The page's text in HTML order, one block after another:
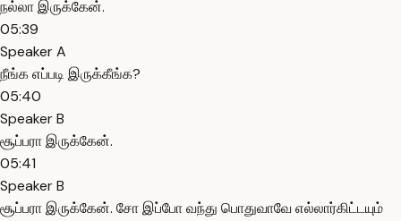
நல்லா இருக்கேன்.
05:39
Speaker A
நீங்க எப்படி இருக்கீங்க?
05:40
Speaker B
சூப்பரா இருக்கேன்.
05:41
Speaker B
சூப்பரா இருக்கேன். சோ இப்போ வந்து பொதுவாவே எல்லார்கிட்டயும்